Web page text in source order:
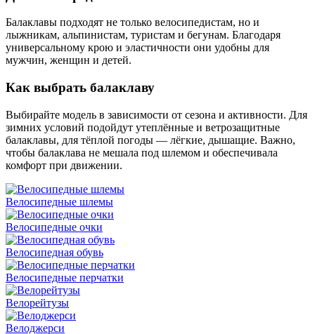
Балаклавы подходят не только велосипедистам, но и
лыжникам, альпинистам, туристам и бегунам. Благодаря
универсальному крою и эластичности они удобны для
мужчин, женщин и детей.
Как выбрать балаклаву
Выбирайте модель в зависимости от сезона и активности. Для
зимних условий подойдут утеплённые и ветрозащитные
балаклавы, для тёплой погоды — лёгкие, дышащие. Важно,
чтобы балаклава не мешала под шлемом и обеспечивала
комфорт при движении.
Велосипедные шлемы
Велосипедные очки
Велосипедная обувь
Велосипедные перчатки
Велорейтузы
Велоджерси